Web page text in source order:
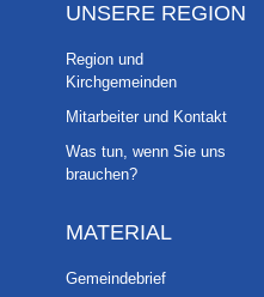
UNSERE REGION
Region und
Kirchgemeinden
Mitarbeiter und Kontakt
Was tun, wenn Sie uns
brauchen?
MATERIAL
Gemeindebrief